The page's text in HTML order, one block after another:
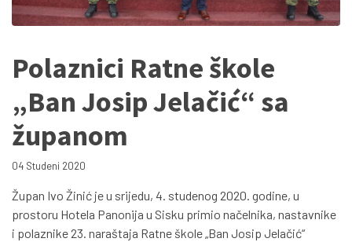
Polaznici Ratne škole
„Ban Josip Jelačić“ sa
županom
04 Studeni 2020
Župan Ivo Žinić je u srijedu, 4. studenog 2020. godine, u
prostoru Hotela Panonija u Sisku primio načelnika, nastavnike
i polaznike 23. naraštaja Ratne škole „Ban Josip Jelačić“